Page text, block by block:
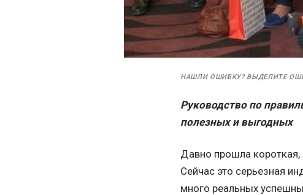
НАШЛИ ОШИБКУ? ВЫДЕЛИТЕ
Руководство по
полезных и выгодных
Давно прошла короткая,
Сейчас это серьезная
много реальных